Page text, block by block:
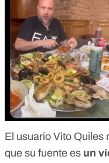
El usuario Vito Quiles
que su fuente es un